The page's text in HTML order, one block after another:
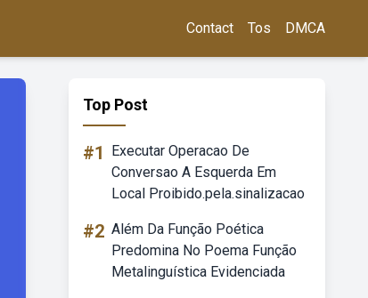
Contact Tos DMCA
Top Post
#1
Executar Operacao De
Conversao A Esquerda Em
Local Proibido.pela.sinalizacao
#2 Além Da Função Poética
Predomina No Poema Função
Metalinguística Evidenciada